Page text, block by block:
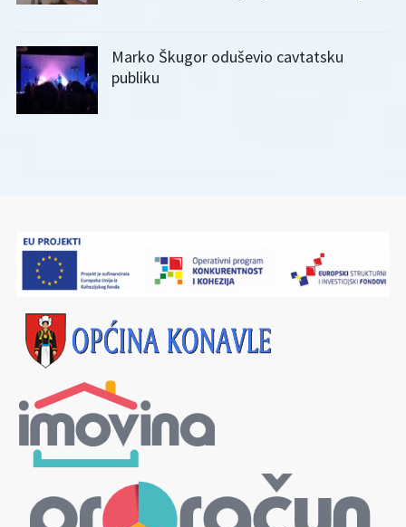
Marko Škugor oduševio cavtatsku
publiku